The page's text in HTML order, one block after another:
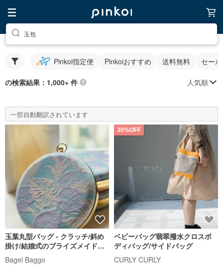
玉包
Pinkoi指定便 Pinkoiおすすめ 送料無料 セー
の検索結果：1,000+ 件 人気順
一部自動翻訳されています
玉葉丸型バッグ - クラッチ/斜め
掛け/結婚式のブライズメイドギ
フト
Bagel Baggo
30%OFF
ベビーバッグ翡翠撥水クロスボ
ディバッグ/サイドバッグ
CURLY CURLY